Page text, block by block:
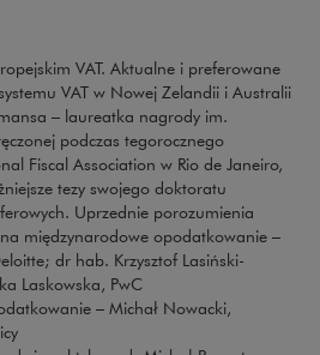
VAT. Aktualne i preferowane
VAT w Nowej Zelandii i Australii
– laureatka nagrody im.
podczas tegorocznego
Fiscal Association w Rio de Janeiro,
tezy swojego doktoratu
Uprzednie porozumienia
międzynarodowe opodatkowanie –
dr hab. Krzysztof Lasiński-
Laskowska, PwC
– Michał Nowacki,